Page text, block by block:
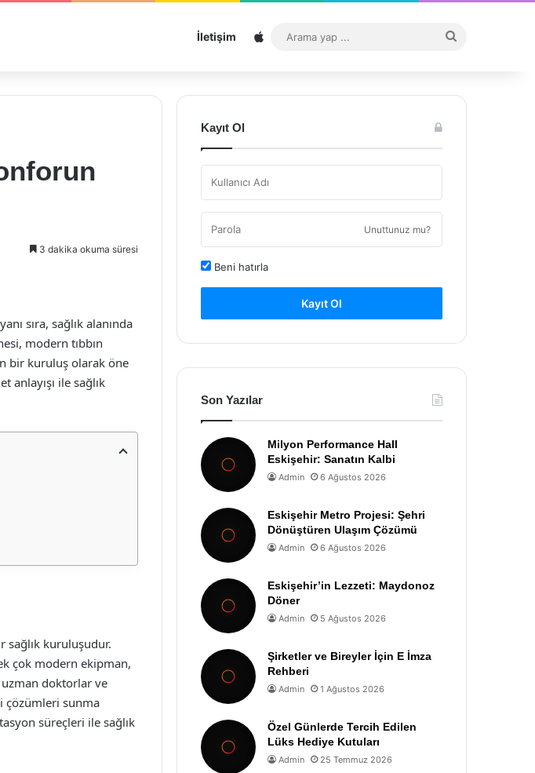
İletişim Sitemap
...
3 dakika okuma süresi
sıra, sağlık alanında
modern tıbbın
bir kuruluş olarak öne
anlayışı ile sağlık
sağlık kuruluşudur.
çok modern ekipman,
uzman doktorlar ve
çözümleri sunma
süreçleri ile sağlık
Kayıt Ol
Unuttunuz mu?
Beni hatırla
Kayıt Ol
Son Yazılar
Milyon Performance Hall
Eskişehir: Sanatın Kalbi
Admin 6 Ağustos 2026
Eskişehir Metro Projesi: Şehri
Dönüştüren Ulaşım Çözümü
Admin 6 Ağustos 2026
Eskişehir’in Lezzeti: Maydonoz
Döner
Admin 5 Ağustos 2026
Şirketler ve Bireyler İçin E İmza
Rehberi
Admin 1 Ağustos 2026
Özel Günlerde Tercih Edilen
Lüks Hediye Kutuları
Admin 25 Temmuz 2026